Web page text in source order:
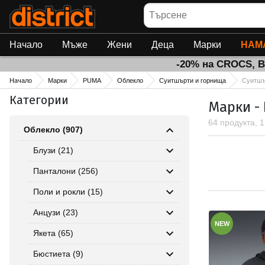
Търсене
Начало Мъже Жени Деца Марки
-20% на CROCS,
Начало Марки PUMA Облекло Суитшърти и горнища
Категории
Облекло (907)
Блузи (21)
Панталони (256)
Поли и рокли (15)
Анцузи (23)
Якета (65)
Бюстиета (9)
Марки -
64 продукта,
NEW